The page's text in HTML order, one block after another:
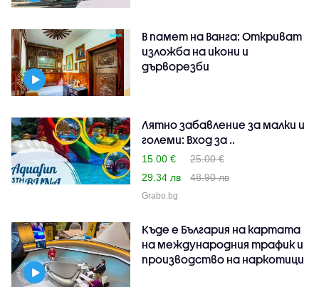
В памет на Ванга: Откриват
изложба на икони и
дърворезби
Лятно забавление за малки и
големи: Вход за ..
15.00 €
25.00 €
29.34 лв
48.90 лв
Grabo.bg
Къде е България на картата
на международния трафик и
производство на наркотици